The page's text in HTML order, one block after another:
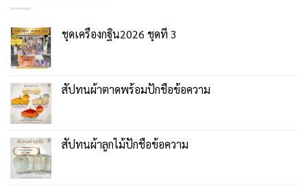
ชุดเครื่องกฐิน2026 ชุดที่ 3
สัปทนผ้าตาดพร้อมปักชื่อข้อความ
สัปทนผ้าลูกไม้ปักชื่อข้อความ